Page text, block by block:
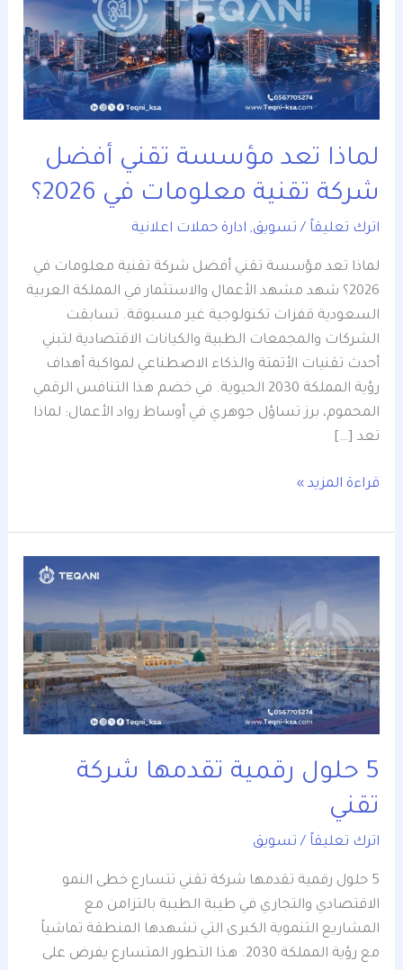
لماذا تعد مؤسسة تقني أفضل
شركة تقنية معلومات في 2026؟
اترك تعليقاً / تسويق, ادارة حملات اعلانية
لماذا تعد مؤسسة تقني أفضل شركة تقنية معلومات في
2026؟ شهد مشهد الأعمال والاستثمار في المملكة العربية
السعودية قفزات تكنولوجية غير مسبوقة. تسابقت
الشركات والمجمعات الطبية والكيانات الاقتصادية لتبني
أحدث تقنيات الأتمتة والذكاء الاصطناعي لمواكبة أهداف
رؤية المملكة 2030 الحيوية. في خضم هذا التنافس الرقمي
المحموم، برز تساؤل جوهري في أوساط رواد الأعمال: لماذا
تعد […]
تقني
أفضل
شركة
تقنية
معلومات
في
قراءة المزيد »
5 حلول رقمية تقدمها شركة
تقني
اترك تعليقاً / تسويق
5 حلول رقمية تقدمها شركة تقني تتسارع خطى النمو
الاقتصادي والتجاري في طيبة الطيبة بالتزامن مع
المشاريع التنموية الكبرى التي تشهدها المنطقة تماشياً
مع رؤية المملكة 2030. هذا التطور المتسارع يفرض على
رقمية
تقدمها
شركة
تقني